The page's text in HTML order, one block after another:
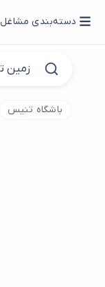
دسته‌بندی مشاغل
باشگاه تنیس